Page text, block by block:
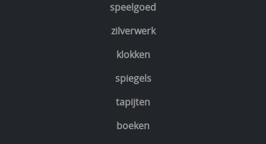
speelgoed
zilverwerk
klokken
spiegels
tapijten
boeken